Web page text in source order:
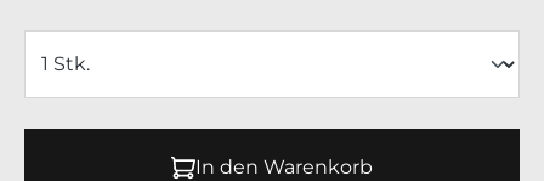
In den Warenkorb